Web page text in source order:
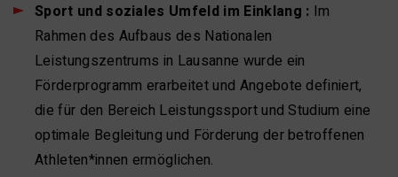
Sport und soziales Umfeld im Einklang : Im
Rahmen des Aufbaus des Nationalen
Leistungszentrums in Lausanne wurde ein
Förderprogramm erarbeitet und Angebote definiert,
die für den Bereich Leistungssport und Studium eine
optimale Begleitung und Förderung der betroffenen
Athleten*innen ermöglichen.